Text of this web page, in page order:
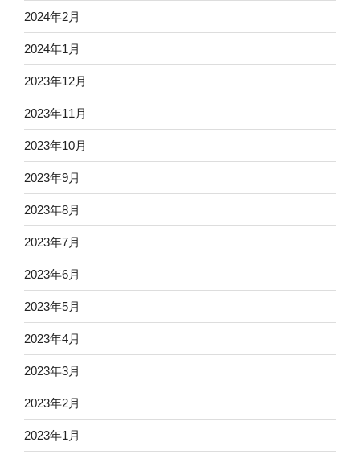
2024年2月
2024年1月
2023年12月
2023年11月
2023年10月
2023年9月
2023年8月
2023年7月
2023年6月
2023年5月
2023年4月
2023年3月
2023年2月
2023年1月